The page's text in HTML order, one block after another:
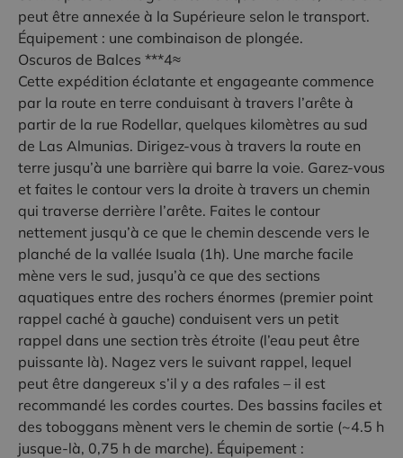
peut être annexée à la Supérieure selon le transport.
Équipement : une combinaison de plongée.
Oscuros de Balces ***4≈
Cette expédition éclatante et engageante commence
par la route en terre conduisant à travers l’arête à
partir de la rue Rodellar, quelques kilomètres au sud
de Las Almunias. Dirigez-vous à travers la route en
terre jusqu’à une barrière qui barre la voie. Garez-vous
et faites le contour vers la droite à travers un chemin
qui traverse derrière l’arête. Faites le contour
nettement jusqu’à ce que le chemin descende vers le
planché de la vallée Isuala (1h). Une marche facile
mène vers le sud, jusqu’à ce que des sections
aquatiques entre des rochers énormes (premier point
rappel caché à gauche) conduisent vers un petit
rappel dans une section très étroite (l’eau peut être
puissante là). Nagez vers le suivant rappel, lequel
peut être dangereux s’il y a des rafales – il est
recommandé les cordes courtes. Des bassins faciles et
des toboggans mènent vers le chemin de sortie (~4.5 h
jusque-là, 0,75 h de marche). Équipement :